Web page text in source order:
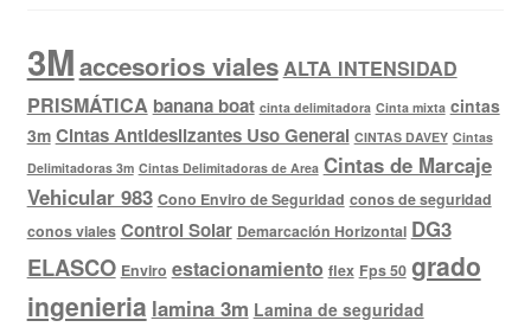
3Maccesorios vialesALTA INTENSIDAD
PRISMÁTICA banana boat cinta delimitadora Cinta mixta cintas
3m Cintas Antideslizantes Uso General CINTAS DAVEY Cintas
Delimitadoras 3m Cintas Delimitadoras de Area Cintas de Marcaje
Vehicular 983 Cono Enviro de Seguridad conos de seguridad
conos viales Control Solar Demarcación Horizontal DG3
ELASCO Enviro estacionamiento flex Fps 50 grado
ingenieria lamina 3m Lamina de seguridad